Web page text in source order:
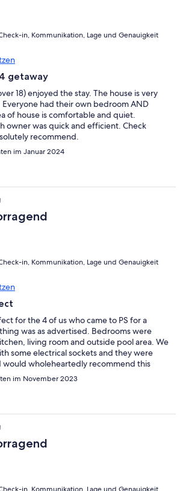
in, Kommunikation, Lage und Genauigkeit
getaway
18) enjoyed the stay. The house is very
Everyone had their own bedroom AND
of house is comfortable and quiet.
owner was quick and efficient. Check
recommend.
im Januar 2024
in, Kommunikation, Lage und Genauigkeit
for the 4 of us who came to PS for a
was as advertised. Bedrooms were
living room and outside pool area. We
some electrical sockets and they were
would wholeheartedly recommend this
certainly stay here again without
im November 2023